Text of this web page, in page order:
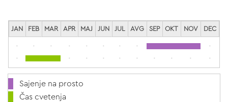
JAN FEB MAR APR MAJ JUN JUL AVG SEP OKT NOV DEC
- - - - - - - - -
- - - - - - - - - -
Sajenje na prosto
Čas cvetenja